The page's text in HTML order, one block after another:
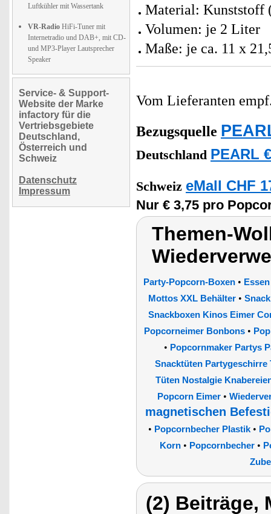
Luftkühler mit Wassertank
VR-Radio HiFi-Tuner mit
Internetradio und DAB+, mit CD-
und MP3-Player Lautsprecher
Speaker
Service- & Support-
Website der Marke
infactory für die
Vertriebsgebiete
Deutschland,
Österreich und
Schweiz
Datenschutz
Impressum
Material: Kunststoff
Volumen: je 2 Liter
Maße: je ca. 11 x
Vom Lieferanten
Bezugsquelle
Deutschland PEARL
Schweiz eMall CHF
Nur € 3,75 pro
Themen-
Party-Popcorn-Boxen•
Mottos XXL Behälter •
Snackboxen Kinos Eimer
Popcorneimer Bonbons •
• Popcornmaker Partys
Snacktüten Partygeschirre
Tüten Nostalgie
Popcorn Eimer•
magnetischen
• Popcornbecher Plastik •
Korn• Popcornbecher•
(2) Beiträge,